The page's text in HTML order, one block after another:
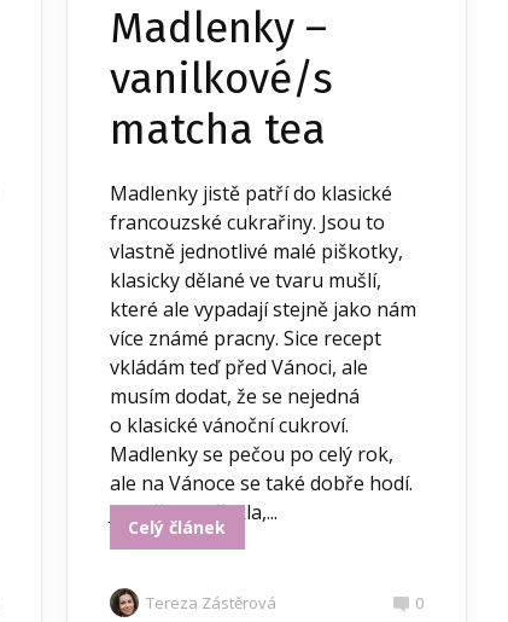
Madlenky –
vanilkové/s
matcha tea
Madlenky jistě patří do klasické
francouzské cukrařiny. Jsou to
vlastně jednotlivé malé piškotky,
klasicky dělané ve tvaru mušlí,
které ale vypadají stejně jako nám
více známé pracny. Sice recept
vkládám teď před Vánoci, ale
musím dodat, že se nejedná
o klasické vánoční cukroví.
Madlenky se pečou po celý rok,
ale na Vánoce se také dobře hodí.
Jak už jsem řekla,...
Celý článek
Tereza Zástěrová 0